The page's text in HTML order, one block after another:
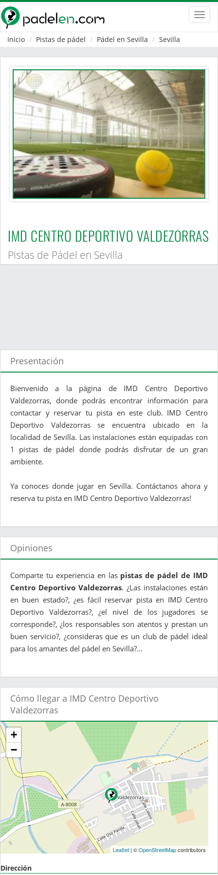
Inicio
Pistas de pádel Pádel en Sevilla Sevilla
IMD CENTRO DEPORTIVO VALDEZORRAS
Pistas de Pádel en Sevilla
Presentación
Bienvenido a la página de IMD Centro Deportivo
Valdezorras, donde podrás encontrar información para
contactar y reservar tu pista en este club. IMD Centro
Deportivo Valdezorras se encuentra ubicado en la
localidad de Sevilla. Las instalaciones están equipadas con
1 pistas de pádel donde podrás disfrutar de un gran
ambiente.
Ya conoces donde jugar en Sevilla. Contáctanos ahora y
reserva tu pista en IMD Centro Deportivo Valdezorras!
Opiniones
Comparte tu experiencia en las pistas de pádel de IMD
Centro Deportivo Valdezorras. ¿Las instalaciones están
en buen estado?, ¿es fácil reservar pista en IMD Centro
Deportivo Valdezorras?, ¿el nivel de los jugadores se
corresponde?, ¿los responsables son atentos y prestan un
buen servicio?, ¿consideras que es un club de pádel ideal
para los amantes del pádel en Sevilla?...
Cómo llegar a IMD Centro Deportivo
Valdezorras
+
−
Leaflet| ©OpenStreetMapcontributors
Dirección